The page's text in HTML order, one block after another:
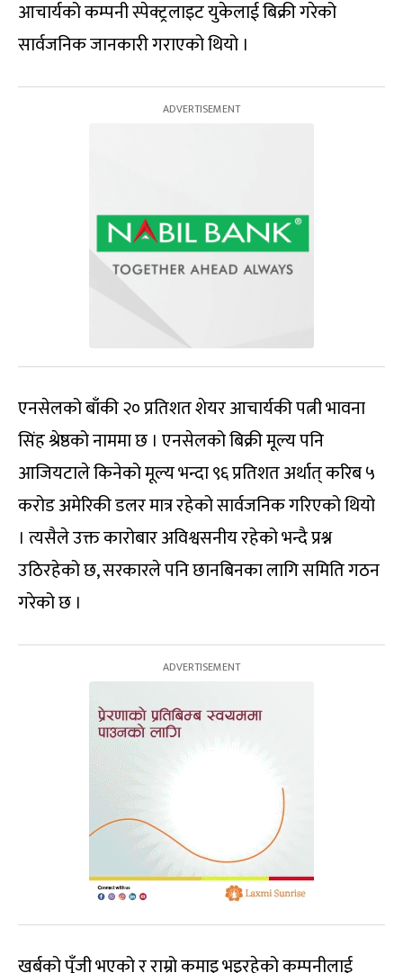
आचार्यको कम्पनी स्पेक्ट्रलाइट युकेलाई बिक्री गरेको
सार्वजनिक जानकारी गराएको थियो ।
एनसेलको बाँकी २० प्रतिशत शेयर आचार्यकी पत्नी भावना
सिंह श्रेष्ठको नाममा छ । एनसेलको बिक्री मूल्य पनि
आजियटाले किनेको मूल्य भन्दा ९६ प्रतिशत अर्थात् करिब ५
करोड अमेरिकी डलर मात्र रहेको सार्वजनिक गरिएको थियो
। त्यसैले उक्त कारोबार अविश्वसनीय रहेको भन्दै प्रश्न
उठिरहेको छ, सरकारले पनि छानबिनका लागि समिति गठन
गरेको छ ।
खर्बको पुँजी भएको र राम्रो कमाइ भइरहेको कम्पनीलाई